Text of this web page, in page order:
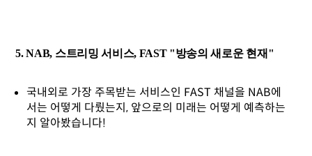
5. NAB, 스트리밍 서비스, FAST "방송의 새로운 현재"
국내외로 가장 주목받는 서비스인 FAST 채널을 NAB에
서는 어떻게 다뤘는지, 앞으로의 미래는 어떻게 예측하는
지 알아봤습니다!